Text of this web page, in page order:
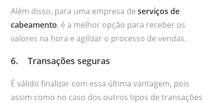
Além disso, para uma empresa deserviços de
cabeamento, é a melhor opção para receber os
valores na hora e agilizar o processo de vendas.
6. Transações seguras
É válido finalizar com essa última vantagem, pois
assim como no caso dos outros tipos de transações